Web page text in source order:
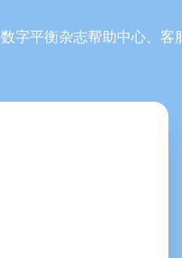
数字平衡杂志帮助中心、客